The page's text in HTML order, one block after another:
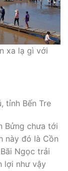
xa lạ gì với
tỉnh Bến Tre
Bửng chưa tới
này đó là Cồn
Ngọc trải
lợi như vậy